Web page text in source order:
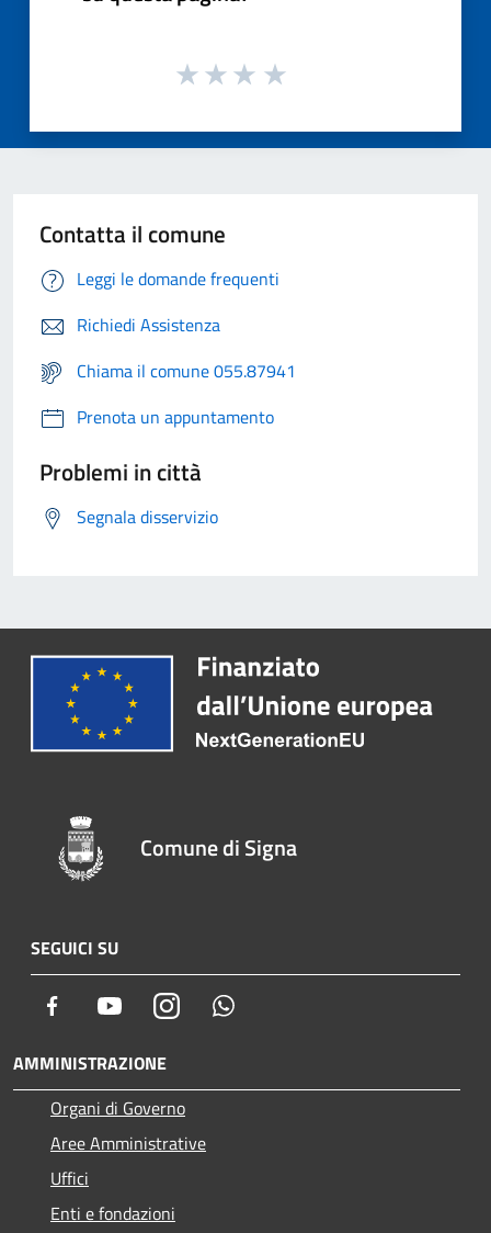
Contatta il comune
Leggi le domande frequenti
Richiedi Assistenza
Chiama il comune 055.87941
Prenota un appuntamento
Problemi in città
Segnala disservizio
Comune di Signa
SEGUICI SU
Facebook YoutubeInstagram
AMMINISTRAZIONE
Organi di Governo
Aree Amministrative
Uffici
Enti e fondazioni